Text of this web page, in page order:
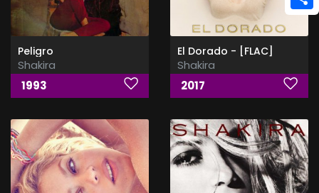
Peligro
Shakira
1993
El Dorado - [FLAC]
Shakira
2017